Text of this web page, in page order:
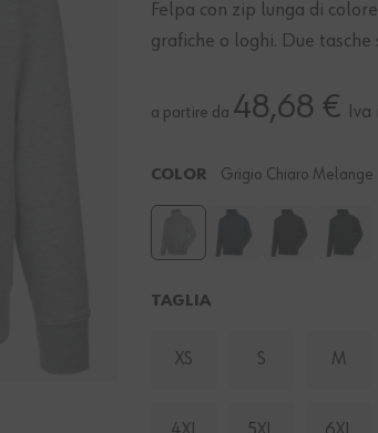
Felpa con zip lunga di
grafiche o loghi. Due
a partire da 48,68 €
COLOR Grigio Chiaro Melange
TAGLIA
XS S M